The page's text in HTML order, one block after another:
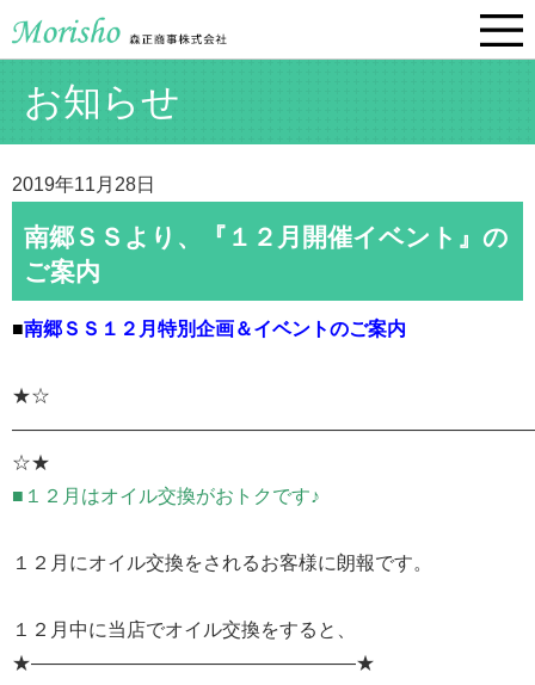
お知らせ
2019年11月28日
南郷ＳＳより、『１２月開催イベント』の
ご案内
■南郷ＳＳ１２月特別企画＆イベントのご案内
★☆
☆★
■１２月はオイル交換がおトクです♪
１２月にオイル交換をされるお客様に朗報です。
１２月中に当店でオイル交換をすると、
★—————————————————★